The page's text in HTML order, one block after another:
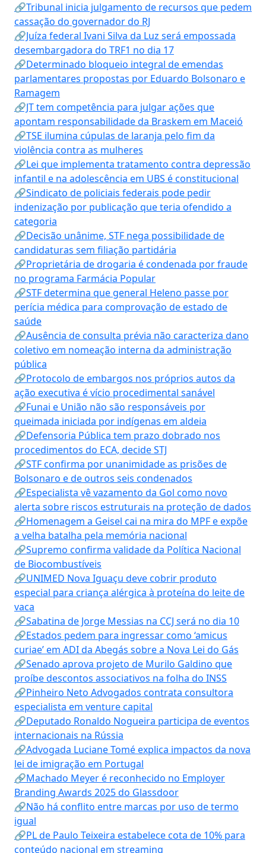
🔗Tribunal inicia julgamento de recursos que pedem
cassação do governador do RJ
🔗Juíza federal Ivani Silva da Luz será empossada
desembargadora do TRF1 no dia 17
🔗Determinado bloqueio integral de emendas
parlamentares propostas por Eduardo Bolsonaro e
Ramagem
🔗JT tem competência para julgar ações que
apontam responsabilidade da Braskem em Maceió
🔗TSE ilumina cúpulas de laranja pelo fim da
violência contra as mulheres
🔗Lei que implementa tratamento contra depressão
infantil e na adolescência em UBS é constitucional
🔗Sindicato de policiais federais pode pedir
indenização por publicação que teria ofendido a
categoria
🔗Decisão unânime, STF nega possibilidade de
candidaturas sem filiação partidária
🔗Proprietária de drogaria é condenada por fraude
no programa Farmácia Popular
🔗STF determina que general Heleno passe por
perícia médica para comprovação de estado de
saúde
🔗Ausência de consulta prévia não caracteriza dano
coletivo em nomeação interna da administração
pública
🔗Protocolo de embargos nos próprios autos da
ação executiva é vício procedimental sanável
🔗Funai e União não são responsáveis por
queimada iniciada por indígenas em aldeia
🔗Defensoria Pública tem prazo dobrado nos
procedimentos do ECA, decide STJ
🔗STF confirma por unanimidade as prisões de
Bolsonaro e de outros seis condenados
🔗Especialista vê vazamento da Gol como novo
alerta sobre riscos estruturais na proteção de dados
🔗Homenagem a Geisel cai na mira do MPF e expõe
a velha batalha pela memória nacional
🔗Supremo confirma validade da Política Nacional
de Biocombustíveis
🔗UNIMED Nova Iguaçu deve cobrir produto
especial para criança alérgica à proteína do leite de
vaca
🔗Sabatina de Jorge Messias na CCJ será no dia 10
🔗Estados pedem para ingressar como ‘amicus
curiae’ em ADI da Abegás sobre a Nova Lei do Gás
🔗Senado aprova projeto de Murilo Galdino que
proíbe descontos associativos na folha do INSS
🔗Pinheiro Neto Advogados contrata consultora
especialista em venture capital
🔗Deputado Ronaldo Nogueira participa de eventos
internacionais na Rússia
🔗Advogada Luciane Tomé explica impactos da nova
lei de imigração em Portugal
🔗Machado Meyer é reconhecido no Employer
Branding Awards 2025 do Glassdoor
🔗Não há conflito entre marcas por uso de termo
igual
🔗PL de Paulo Teixeira estabelece cota de 10% para
conteúdo nacional em streaming